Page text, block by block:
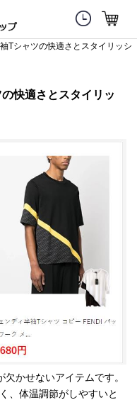
Tシャツの快適さとスタイリッシ
快適さとスタイリッ
かせないアイテムです。
、体温調節がしやすいと